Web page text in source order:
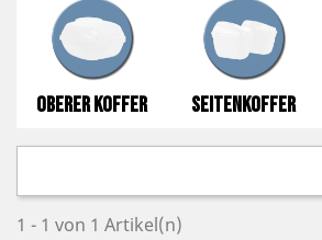
Oberer Koffer Seitenkoffer
1 - 1 von 1 Artikel(n)